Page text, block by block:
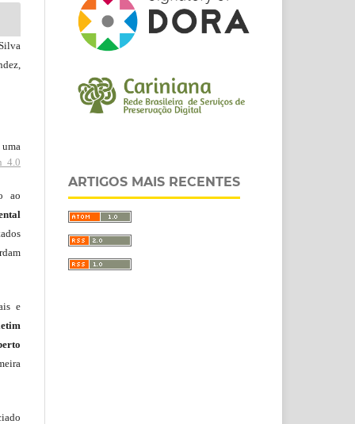
4.0
ao
e
ARTIGOS MAIS RECENTES